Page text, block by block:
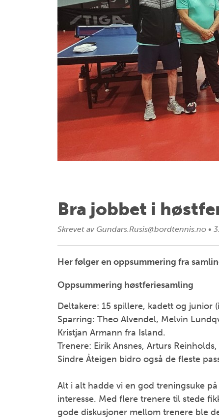
Bra jobbet i
Skrevet av Gundars.Rusis@bordtennis.no •
Her følger en oppsummering fra
Oppsummering høstferiesamling
Deltakere: 15 spillere, kadett og junior
Sparring: Theo Alvendel, Melvin
Kristjan Armann fra Island.
Trenere: Eirik Ansnes, Arturs
Sindre Åteigen bidro også de fleste
Alt i alt hadde vi en god treningsuke
interesse. Med flere trenere til stede
gode diskusjoner mellom trenere ble